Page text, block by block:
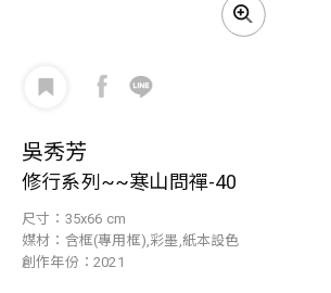
吳秀芳
修行系列~~寒山問禪-40
尺寸：35x66 cm
媒材：含框(專用框),彩墨,紙本設色
創作年份：2021